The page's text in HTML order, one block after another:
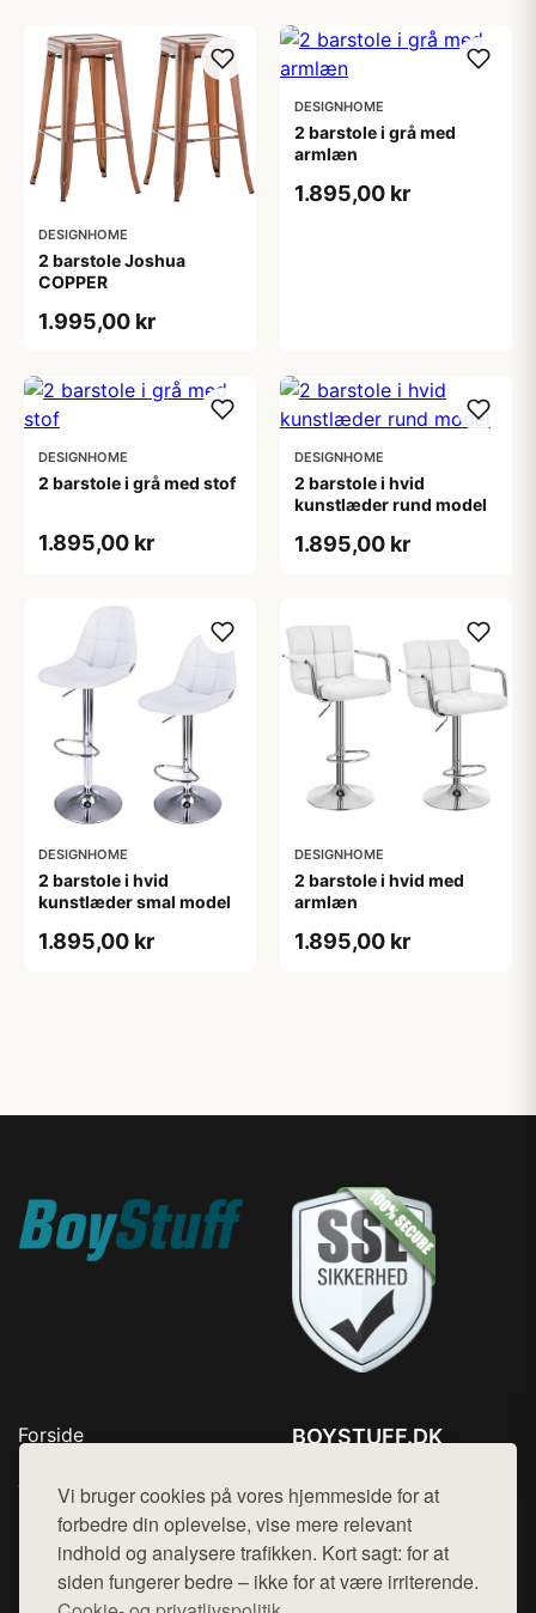
Vi bruger cookies på vores hjemmeside for at
forbedre din oplevelse, vise mere relevant
indhold og analysere trafikken. Kort sagt: for at
siden fungerer bedre – ikke for at være irriterende.
DESIGNHOME
2 barstole Joshua
COPPER
1.995,00 kr
DESIGNHOME
2 barstole i grå med
armlæn
1.895,00 kr
DESIGNHOME
2 barstole i grå med stof
1.895,00 kr
DESIGNHOME
2 barstole i hvid
kunstlæder rund model
1.895,00 kr
DESIGNHOME
2 barstole i hvid
kunstlæder smal model
1.895,00 kr
DESIGNHOME
2 barstole i hvid med
armlæn
1.895,00 kr
Forside
Top Rabatter
Kontakt
BOYSTUFF.DK
Mail: hej@want.dk
Cookie- og privatlivspolitik